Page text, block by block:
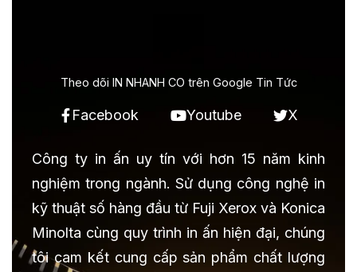
Theo dõi IN NHANH CO trên Google Tin Tức
Facebook Youtube X
Công ty in ấn uy tín với hơn 15 năm kinh
nghiệm trong ngành. Sử dụng công nghệ in
kỹ thuật số hàng đầu từ Fuji Xerox và Konica
Minolta cùng quy trình in ấn hiện đại, chúng
tôi cam kết cung cấp sản phẩm chất lượng